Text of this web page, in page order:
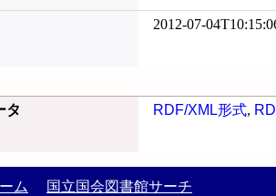
2012-07-
タ RDF/XML形式,
ム 国立国会図書館サーチ